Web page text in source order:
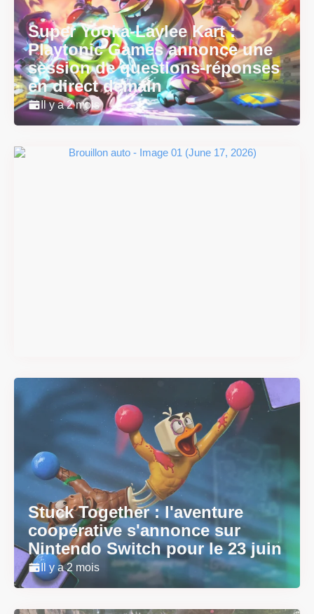
Super Yooka-Laylee Kart :
Playtonic Games annonce une
session de questions-réponses
en direct demain
Il y a 2 mois
Stuck Together : l'aventure
coopérative s'annonce sur
Nintendo Switch pour le 23 juin
Il y a 2 mois